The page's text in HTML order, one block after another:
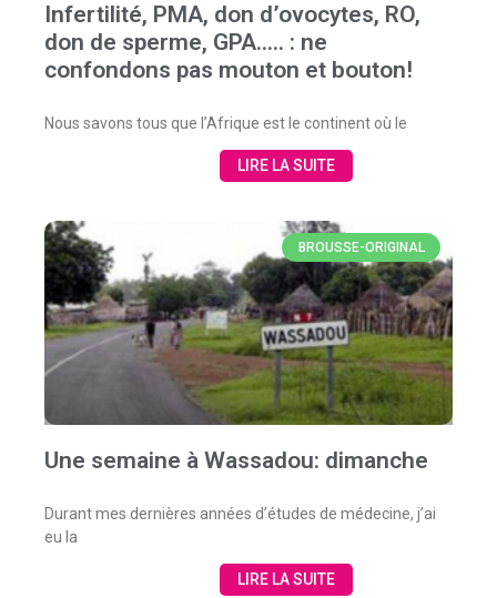
Infertilité, PMA, don d’ovocytes, RO,
don de sperme, GPA….. : ne
confondons pas mouton et bouton!
Nous savons tous que l’Afrique est le continent où le
LIRE LA SUITE
BROUSSE-ORIGINAL
Une semaine à Wassadou: dimanche
Durant mes dernières années d’études de médecine, j’ai
eu la
LIRE LA SUITE